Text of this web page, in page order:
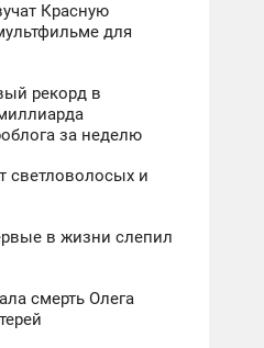
Красную
для
рекорд в
за неделю
светловолосых и
в жизни слепил
смерть Олега